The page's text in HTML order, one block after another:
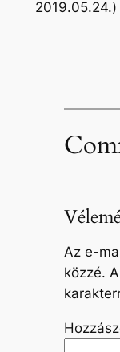
2019.05.24.)
Az e-
közzé.